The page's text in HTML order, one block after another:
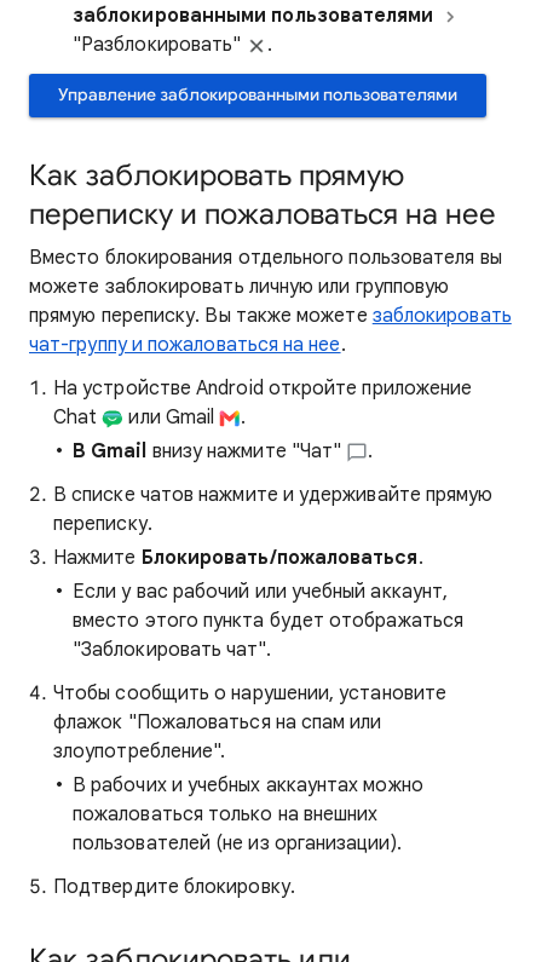
заблокированными пользователями
"Разблокировать"
.
Управление заблокированными пользователями
Как заблокировать прямую
переписку и пожаловаться на нее
Вместо блокирования отдельного пользователя вы
можете заблокировать личную или групповую
прямую переписку. Вы также можете заблокировать
чат-группу и пожаловаться на нее.
На устройстве Android откройте приложение
Chat
или Gmail
.
В Gmail внизу нажмите "Чат"
.
В списке чатов нажмите и удерживайте прямую
переписку.
Нажмите Блокировать/пожаловаться.
Если у вас рабочий или учебный аккаунт,
вместо этого пункта будет отображаться
"Заблокировать чат".
Чтобы сообщить о нарушении, установите
флажок "Пожаловаться на спам или
злоупотребление".
В рабочих и учебных аккаунтах можно
пожаловаться только на внешних
пользователей (не из организации).
Подтвердите блокировку.